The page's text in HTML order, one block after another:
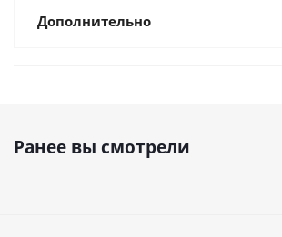
Дополнительно
Ранее вы смотрели